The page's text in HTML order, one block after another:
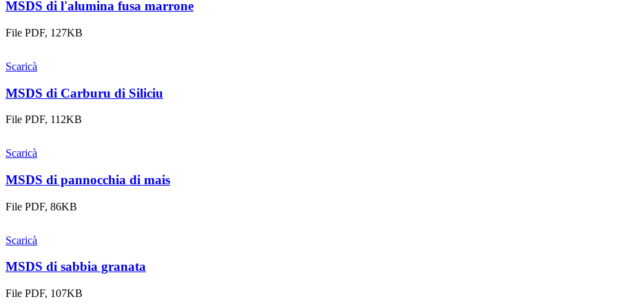
MSDS di l'alumina fusa marrone
File PDF, 127KB
Scaricà
MSDS di Carburu di Siliciu
File PDF, 112KB
Scaricà
MSDS di pannocchia di mais
File PDF, 86KB
Scaricà
MSDS di sabbia granata
File PDF, 107KB